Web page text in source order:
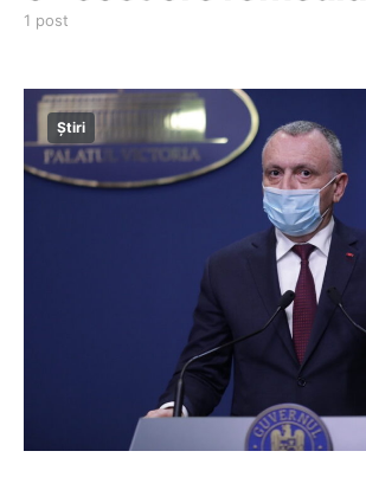
1 post
Știri